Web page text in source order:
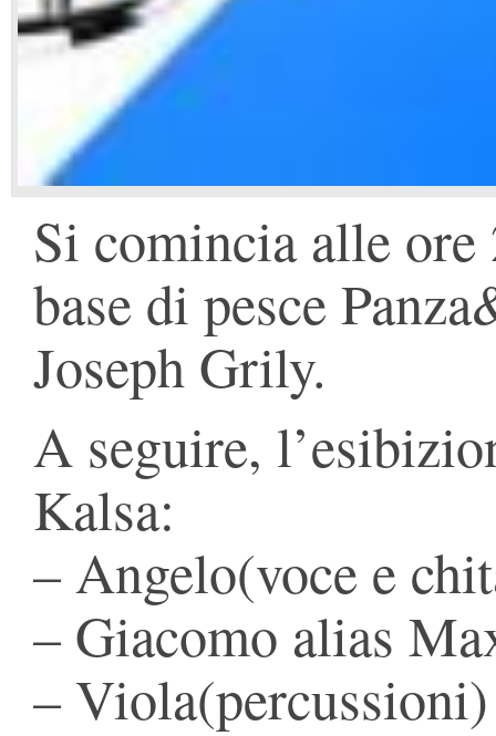
Si comincia alle
base di pesce
Joseph Grily.
A seguire,
Kalsa:
– Angelo(voce e
– Giacomo alias
– Viola(percussioni)